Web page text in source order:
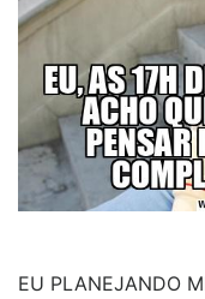
EU PLANEJANDO